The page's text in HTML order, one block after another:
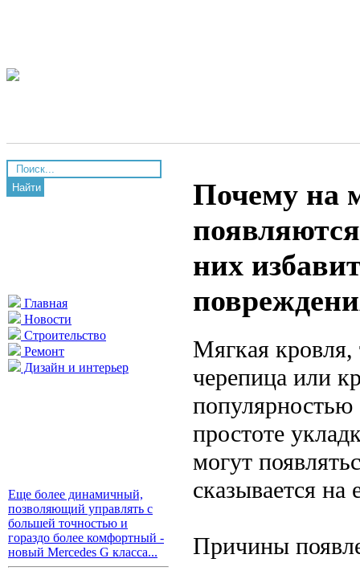
Найти
Главная
Новости
Строительство
Ремонт
Дизайн и интерьер
Еще более динамичный,
позволяющий управлять с
большей точностью и
гораздо более комфортный -
новый Mercedes G класса...
Почему на
них
Мягкая кровля,
черепица или
популярностью
простоте
могут
сказывается
Причины